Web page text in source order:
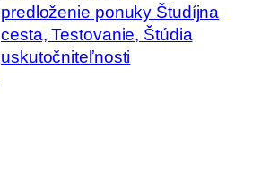
predloženie ponuky Študíjna
cesta, Testovanie, Štúdia
uskutočniteľnosti